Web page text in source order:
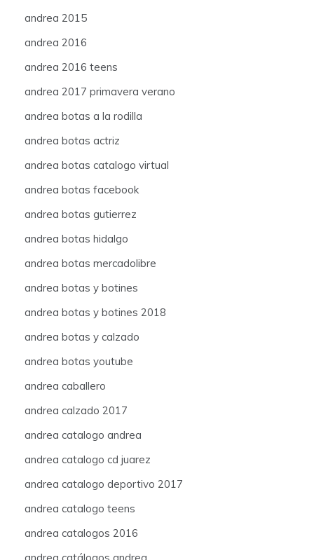
andrea 2015
andrea 2016
andrea 2016 teens
andrea 2017 primavera verano
andrea botas a la rodilla
andrea botas actriz
andrea botas catalogo virtual
andrea botas facebook
andrea botas gutierrez
andrea botas hidalgo
andrea botas mercadolibre
andrea botas y botines
andrea botas y botines 2018
andrea botas y calzado
andrea botas youtube
andrea caballero
andrea calzado 2017
andrea catalogo andrea
andrea catalogo cd juarez
andrea catalogo deportivo 2017
andrea catalogo teens
andrea catalogos 2016
andrea catálogos andrea